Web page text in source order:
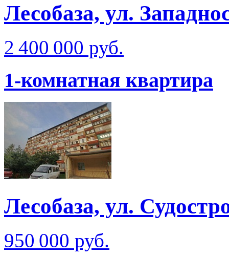
Лесобаза, ул.
2 400 000 руб.
1-комнатная квартира
Лесобаза, ул.
950 000 руб.